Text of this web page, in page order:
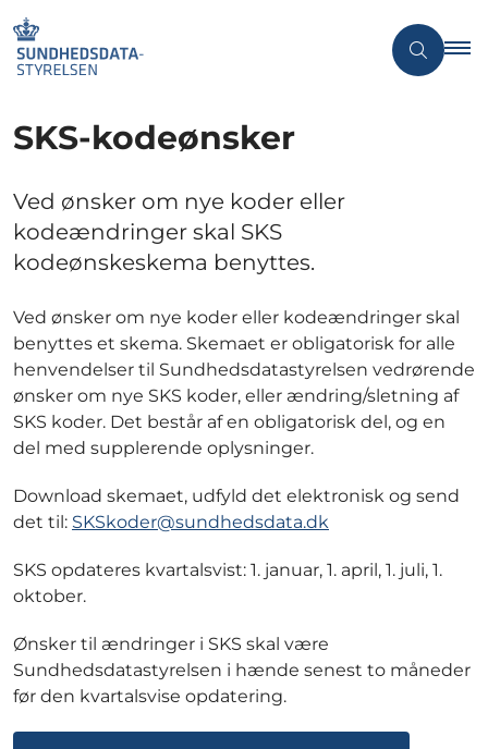
SKS-kodeønsker
Ved ønsker om nye koder eller
kodeændringer skal SKS
kodeønskeskema benyttes.
Ved ønsker om nye koder eller kodeændringer skal
benyttes et skema. Skemaet er obligatorisk for alle
henvendelser til Sundhedsdatastyrelsen vedrørende
ønsker om nye SKS koder, eller ændring/sletning af
SKS koder. Det består af en obligatorisk del, og en
del med supplerende oplysninger.
Download skemaet, udfyld det elektronisk og send
det til: SKSkoder@sundhedsdata.dk
SKS opdateres kvartalsvist: 1. januar, 1. april, 1. juli, 1.
oktober.
Ønsker til ændringer i SKS skal være
Sundhedsdatastyrelsen i hænde senest to måneder
før den kvartalsvise opdatering.